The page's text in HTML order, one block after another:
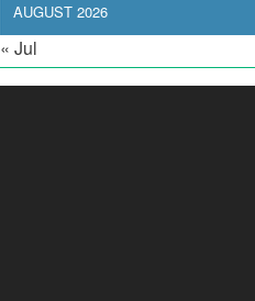
AUGUST 2026
« Jul